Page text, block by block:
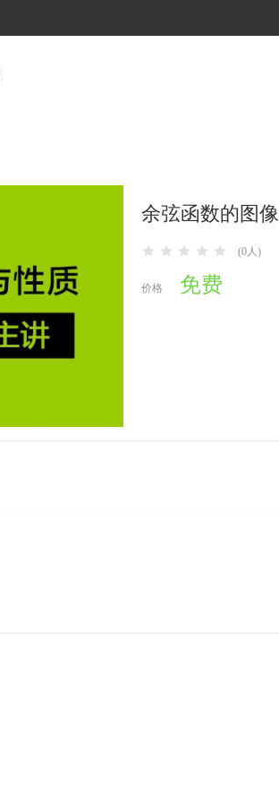
余弦函数的图
(0人)
价格 免费